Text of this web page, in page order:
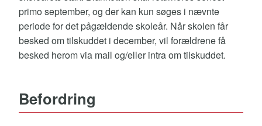
primo september, og der kan kun søges i nævnte
periode for det pågældende skoleår. Når skolen får
besked om tilskuddet i december, vil forældrene få
besked herom via mail og/eller intra om tilskuddet.
Befordring